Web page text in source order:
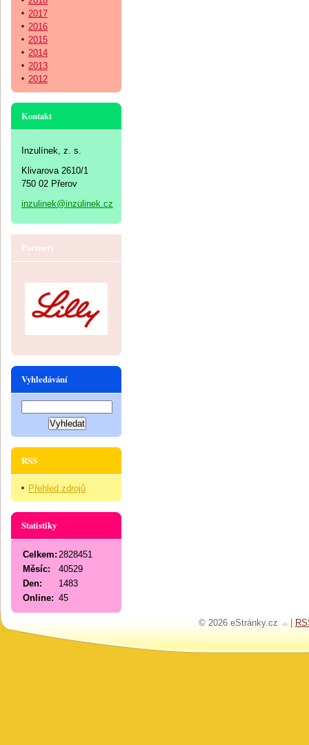
2017
2016
2015
2014
2013
2012
Kontakt
Inzulínek, z. s.
Klivarova 2610/1
750 02 Přerov
inzulinek@inzulinek.cz
Partneři
Vyhledávání
RSS
Přehled zdrojů
Statistiky
Online: 45
Celkem: 2828451
Měsíc:
40529
Den:
1483
© 2026 eStránky.cz